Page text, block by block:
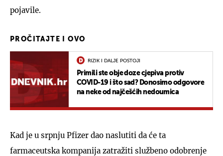
pojavile.
PROČITAJTE I OVO
RIZIK I DALJE POSTOJI
Primili ste obje doze cjepiva protiv
COVID-19 i što sad? Donosimo odgovore
na neke od najčešćih nedoumica
Kad je u srpnju Pfizer dao naslutiti da će ta
farmaceutska kompanija zatražiti službeno odobrenje